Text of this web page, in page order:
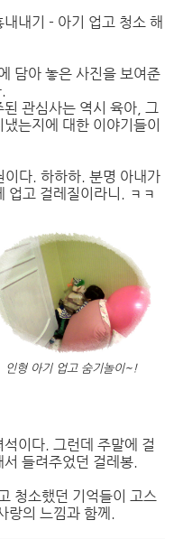
내기 - 아기 업고 청소 해
담아 놓은 사진을 보여준
관심사는 역시 육아, 그
는지에 대한 이야기들이
다. 하하하. 분명 아내가
업고 걸레질이라니. ㅋㅋ
인형 아기 업고 숨기놀이~!
이다. 그런데 주말에 걸
들려주었던 걸레봉.
청소했던 기억들이 고스
랑의 느낌과 함께.